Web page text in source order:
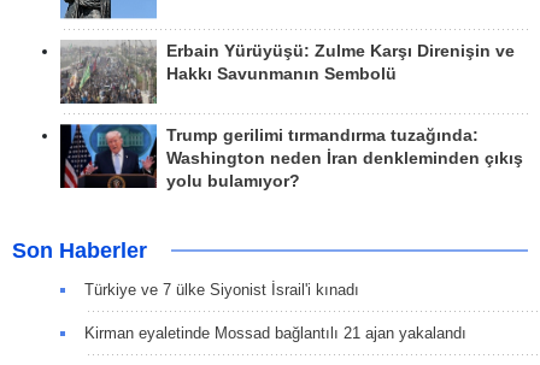
Erbain Yürüyüşü: Zulme Karşı Direnişin ve
Hakkı Savunmanın Sembolü
Trump gerilimi tırmandırma tuzağında:
Washington neden İran denkleminden çıkış
yolu bulamıyor?
Son Haberler
Türkiye ve 7 ülke Siyonist İsrail'i kınadı
Kirman eyaletinde Mossad bağlantılı 21 ajan yakalandı